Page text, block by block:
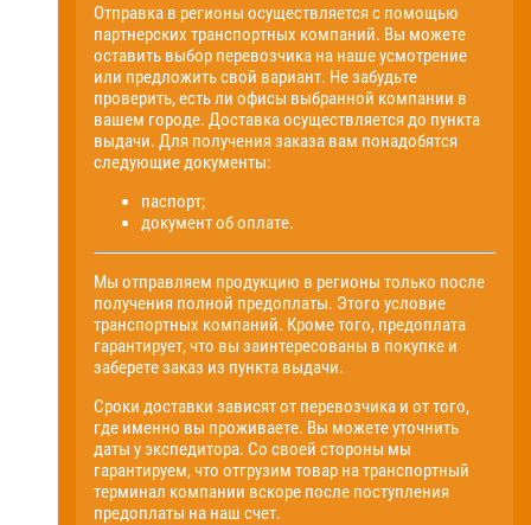
Отправка в регионы осуществляется с помощью
партнерских транспортных компаний. Вы можете
оставить выбор перевозчика на наше усмотрение
или предложить свой вариант. Не забудьте
проверить, есть ли офисы выбранной компании в
вашем городе. Доставка осуществляется до пункта
выдачи. Для получения заказа вам понадобятся
следующие документы:
паспорт;
документ об оплате.
Мы отправляем продукцию в регионы только после
получения полной предоплаты. Этого условие
транспортных компаний. Кроме того, предоплата
гарантирует, что вы заинтересованы в покупке и
заберете заказ из пункта выдачи.
Сроки доставки зависят от перевозчика и от того,
где именно вы проживаете. Вы можете уточнить
даты у экспедитора. Со своей стороны мы
гарантируем, что отгрузим товар на транспортный
терминал компании вскоре после поступления
предоплаты на наш счет.